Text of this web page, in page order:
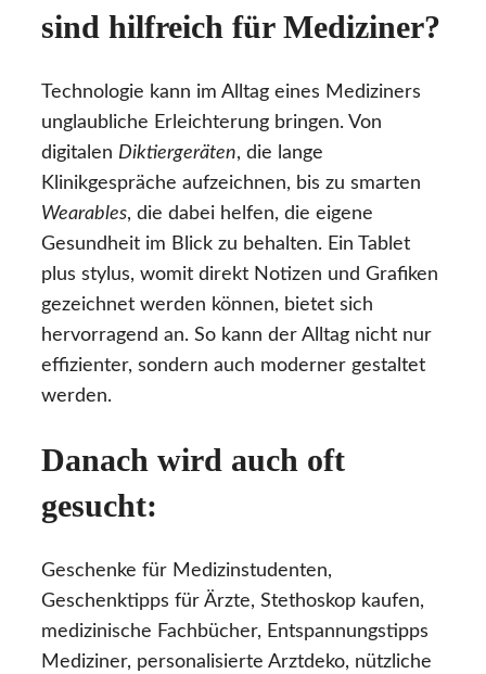
sind hilfreich für Mediziner?
Technologie kann im Alltag eines Mediziners
unglaubliche Erleichterung bringen. Von
digitalen Diktiergeräten, die lange
Klinikgespräche aufzeichnen, bis zu smarten
Wearables, die dabei helfen, die eigene
Gesundheit im Blick zu behalten. Ein Tablet
plus stylus, womit direkt Notizen und Grafiken
gezeichnet werden können, bietet sich
hervorragend an. So kann der Alltag nicht nur
effizienter, sondern auch moderner gestaltet
werden.
Danach wird auch oft
gesucht:
Geschenke für Medizinstudenten,
Geschenktipps für Ärzte, Stethoskop kaufen,
medizinische Fachbücher, Entspannungstipps
Mediziner, personalisierte Arztdeko, nützliche